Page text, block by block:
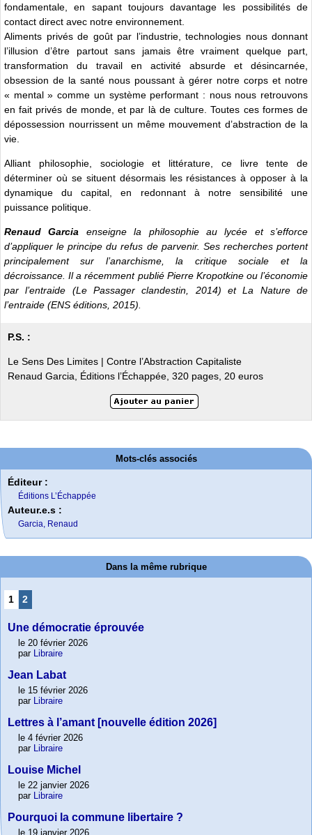
fondamentale, en sapant toujours davantage les possibilités de
contact direct avec notre environnement.
Aliments privés de goût par l’industrie, technologies nous donnant
l’illusion d’être partout sans jamais être vraiment quelque part,
transformation du travail en activité absurde et désincarnée,
obsession de la santé nous poussant à gérer notre corps et notre
« mental » comme un système performant : nous nous retrouvons
en fait privés de monde, et par là de culture. Toutes ces formes de
dépossession nourrissent un même mouvement d’abstraction de la
vie.
Alliant philosophie, sociologie et littérature, ce livre tente de
déterminer où se situent désormais les résistances à opposer à la
dynamique du capital, en redonnant à notre sensibilité une
puissance politique.
Renaud Garcia enseigne la philosophie au lycée et s’efforce
d’appliquer le principe du refus de parvenir. Ses recherches portent
principalement sur l’anarchisme, la critique sociale et la
décroissance. Il a récemment publié Pierre Kropotkine ou l’économie
par l’entraide (Le Passager clandestin, 2014) et La Nature de
l’entraide (ENS éditions, 2015).
P.S. :
Le Sens Des Limites | Contre l’Abstraction Capitaliste
Renaud Garcia, Éditions l’Échappée, 320 pages, 20 euros
Mots-clés associés
Éditeur :
Éditions L’Échappée
Auteur.e.s :
Garcia, Renaud
Dans la même rubrique
1 2
Une démocratie éprouvée
le 20 février 2026
par
Libraire
Jean Labat
le 15 février 2026
par
Libraire
Lettres à l’amant [nouvelle édition 2026]
le 4 février 2026
par
Libraire
Louise Michel
le 22 janvier 2026
par
Libraire
Pourquoi la commune libertaire ?
le 19 janvier 2026